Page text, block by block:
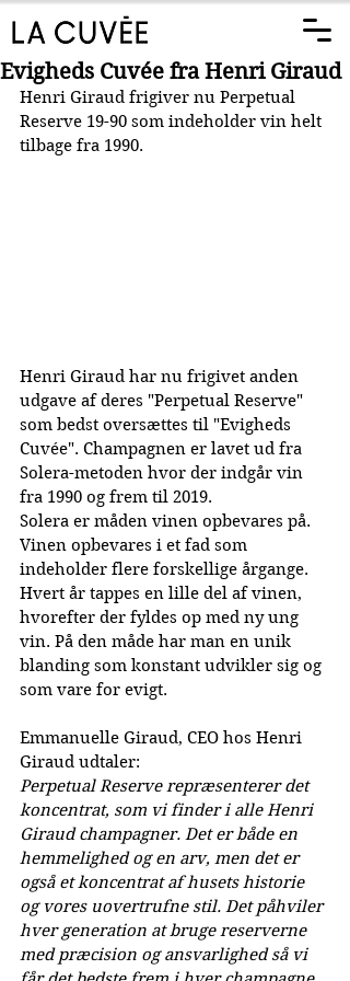
Evigheds Cuvée fra Henri Giraud
Henri Giraud frigiver nu Perpetual
Reserve 19-90 som indeholder vin helt
tilbage fra 1990.
Henri Giraud har nu frigivet anden
udgave af deres "Perpetual Reserve"
som bedst oversættes til "Evigheds
Cuvée". Champagnen er lavet ud fra
Solera-metoden hvor der indgår vin
fra 1990 og frem til 2019.
Solera er måden vinen opbevares på.
Vinen opbevares i et fad som
indeholder flere forskellige årgange.
Hvert år tappes en lille del af vinen,
hvorefter der fyldes op med ny ung
vin. På den måde har man en unik
blanding som konstant udvikler sig og
som vare for evigt.
Emmanuelle Giraud, CEO hos Henri
Giraud udtaler:
Perpetual Reserve repræsenterer det
koncentrat, som vi finder i alle Henri
Giraud champagner. Det er både en
hemmelighed og en arv, men det er
også et koncentrat af husets historie
og vores uovertrufne stil. Det påhviler
hver generation at bruge reserverne
med præcision og ansvarlighed så vi